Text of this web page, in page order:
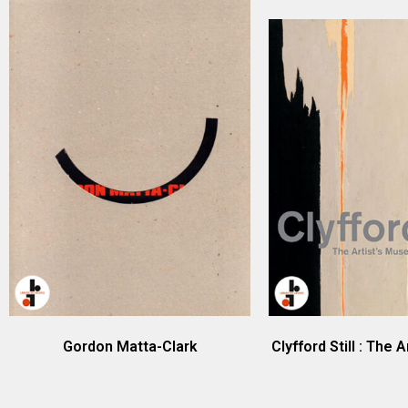
Gordon Matta-Clark Clyfford Still : The